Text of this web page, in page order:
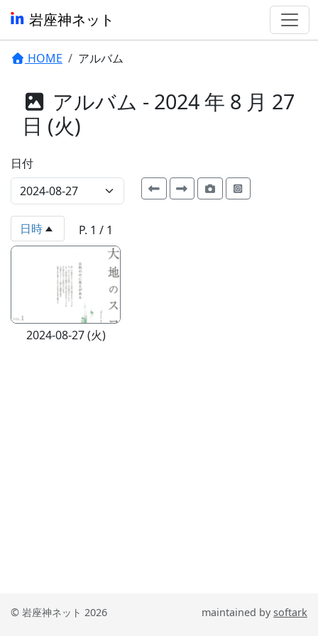
岩座神ネット
HOME アルバム
アルバム - 2024 年 8 月 27
日 (火)
日付
日時 P. 1 / 1
2024-08-27 (火)
© 岩座神ネット 2026 maintained bysoftark